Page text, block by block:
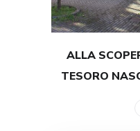
ALLA
TESORO